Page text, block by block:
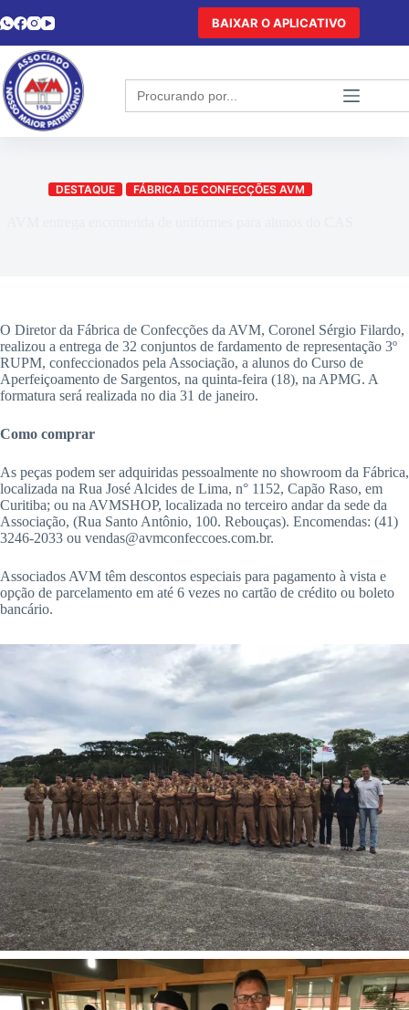
BAIXAR O APLICATIVO
Search
for:
DESTAQUE FÁBRICA DE CONFECÇÕES AVM
O Diretor da Fábrica de Confecções da AVM, Coronel Sérgio Filardo,
realizou a entrega de 32 conjuntos de fardamento de representação 3º
RUPM, confeccionados pela Associação, a alunos do Curso de
Aperfeiçoamento de Sargentos, na quinta-feira (18), na APMG. A
formatura será realizada no dia 31 de janeiro.
Como comprar
As peças podem ser adquiridas pessoalmente no showroom da Fábrica,
localizada na Rua José Alcides de Lima, n° 1152, Capão Raso, em
Curitiba; ou na AVMSHOP, localizada no terceiro andar da sede da
Associação, (Rua Santo Antônio, 100. Rebouças). Encomendas: (41)
3246-2033 ou vendas@avmconfeccoes.com.br.
Associados AVM têm descontos especiais para pagamento à vista e
opção de parcelamento em até 6 vezes no cartão de crédito ou boleto
bancário.